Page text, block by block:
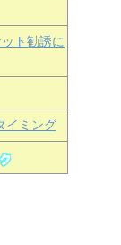
ト勧誘に
イミング